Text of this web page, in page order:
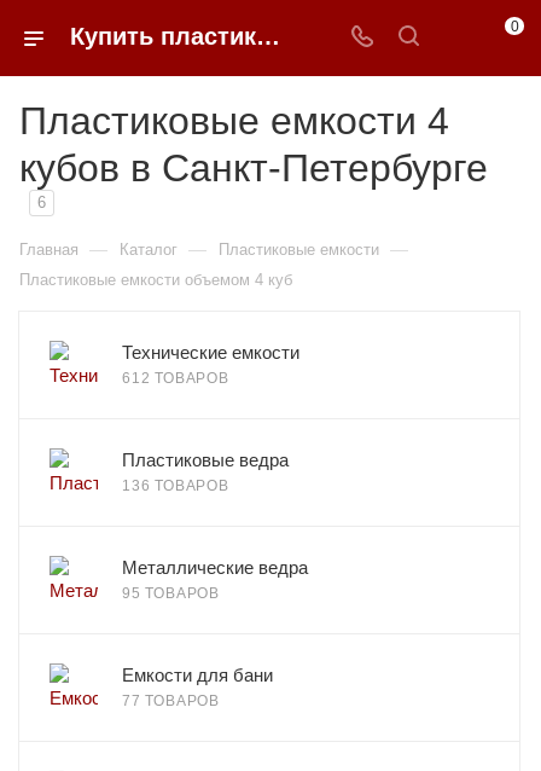
Купить пластиковые емкости 4 кубов в Санкт-Петербурге 0
Пластиковые емкости 4
кубов в Санкт-Петербурге
6
Главная — Каталог — Пластиковые емкости —
Пластиковые емкости объемом 4 куб
Технические емкости
612 ТОВАРОВ
Пластиковые ведра
136 ТОВАРОВ
Металлические ведра
95 ТОВАРОВ
Емкости для бани
77 ТОВАРОВ